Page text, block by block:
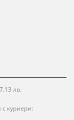
лв.
с куриери: